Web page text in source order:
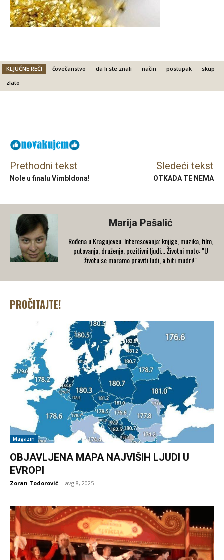
KLJUČNE REČI čovečanstvo da li ste znali način postupak
skup
zlato
Prethodni tekst
Nole u finalu Vimbldona!
Sledeći tekst
OTKADA TE NEMA
Marija Pašalić
​Rođena u Kragujevcu. Interesovanja: knjige, muzika, film,
putovanja, druženje, pozitivni ljudi... Životni moto: "U
životu se moramo praviti ludi, a biti mudri!"
PROČITAJTE!
Magazin
OBJAVLJENA MAPA NAJVIŠIH LJUDI U
EVROPI
Zoran Todorović - avg 8, 2025